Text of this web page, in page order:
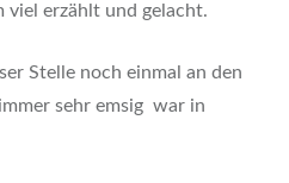
viel erzählt und gelacht.
Stelle noch einmal an den
sehr emsig war in